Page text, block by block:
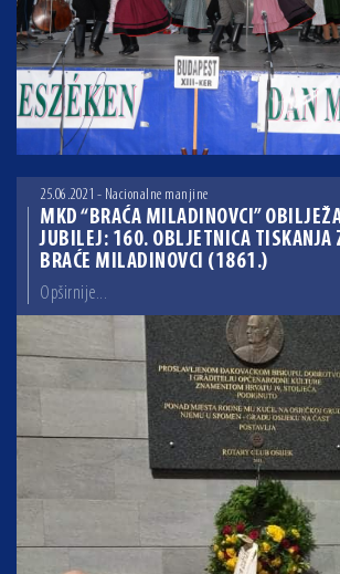
25.06.2021 - Nacionalne manjine
MKD “BRAĆA MILADINOVCI”
JUBILEJ: 160. OBLJETNICA TISKANJA
BRAĆE MILADINOVCI (1861.)
Opširnije...